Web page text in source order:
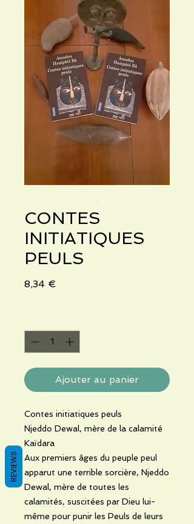
CONTES
INITIATIQUES
PEULS
8,34 €
Ajouter au panier
Contes initiatiques peuls
Njeddo Dewal, mère de la calamité
Kaïdara
Aux premiers âges du peuple peul
apparut une terrible sorcière, Njeddo
Dewal, mère de toutes les
calamités, suscitées par Dieu lui-
même pour punir les Peuls de leurs
REVIEWS